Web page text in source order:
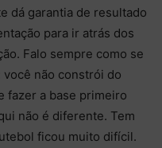
dá garantia de resultado
para ir atrás dos
Falo sempre como se
você não constrói do
fazer a base primeiro
não é diferente. Tem
ficou muito difícil.